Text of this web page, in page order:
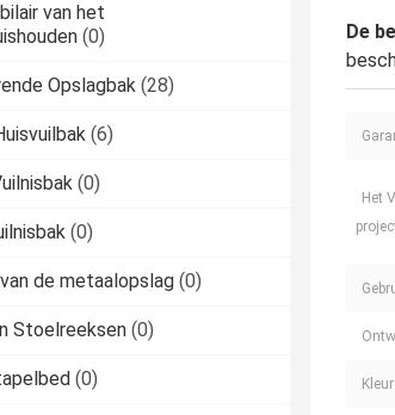
van het
(0)
Opslagbak (28)
(6)
(0)
(0)
de metaalopslag (0)
Stoelreeksen (0)
(0)
De
Het
Kleur: